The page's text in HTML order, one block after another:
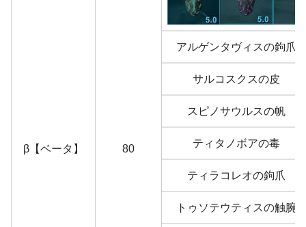
β【ベータ】 80
アルゲンタヴィスの鉤爪
サルコスクスの皮
スピノサウルスの帆
ティタノボアの毒
ティラコレオの鉤爪
トゥソテウティスの触腕